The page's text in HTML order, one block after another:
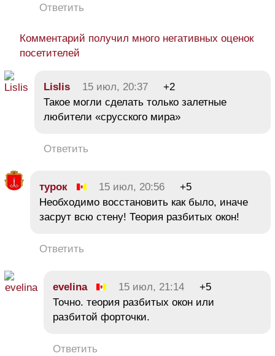
Ответить
Комментарий получил много негативных оценок
посетителей
Lislis 15 июл, 20:37
+2
Такое могли сделать только залетные
любители «срусского мира»
Ответить
турок 15 июл, 20:56
+5
Необходимо восстановить как было, иначе
засрут всю стену! Теория разбитых окон!
Ответить
evelina 15 июл, 21:14
+5
Точно. теория разбитых окон или
разбитой форточки.
Ответить